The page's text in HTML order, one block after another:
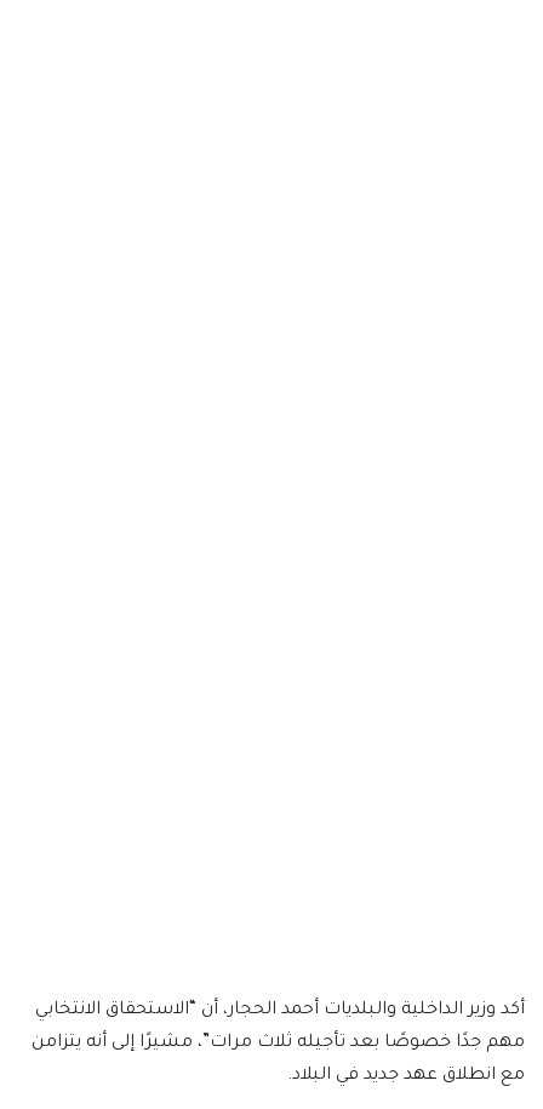
أكد وزير الداخلية والبلديات أحمد الحجار، أن “الاستحقاق الانتخابي
مهم جدًا خصوصًا بعد تأجيله ثلاث مرات”، مشيرًا إلى أنه يتزامن
مع انطلاق عهد جديد في البلاد.